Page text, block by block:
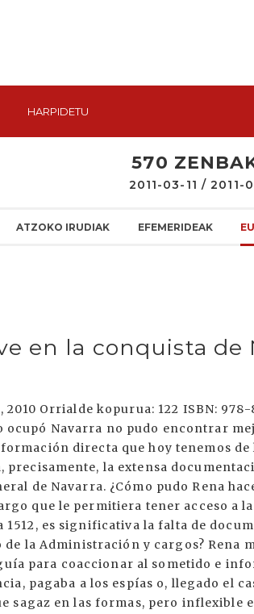
HARPIDETU
570
2011-03-11 / 2011-
ATZOKO IRUDIAK EFEMERIDEAK
en la conquista de
Orrialde kopurua: 122 ISBN:
ocupó Navarra no pudo encontrar
directa que hoy tenemos
la extensa
de Navarra. ¿Cómo pudo Rena
que le permitiera tener acceso a la
1512, es significativa la falta de
la Administración y cargos? Rena
para coaccionar al sometido e
pagaba a los espías o, llegado el
sagaz en las formas, pero inflexible